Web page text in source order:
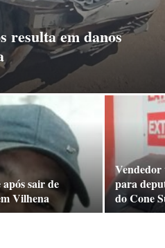
resulta em danos
após sair de
Vilhena
Vendedor
para
do Cone